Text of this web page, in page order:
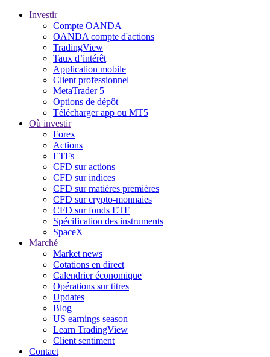
Investir
Compte OANDA
OANDA compte d'actions
TradingView
Taux d’intérêt
Application mobile
Client professionnel
MetaTrader 5
Options de dépôt
Télécharger app ou MT5
Où investir
Forex
Actions
ETFs
CFD sur actions
CFD sur indices
CFD sur matières premières
CFD sur crypto-monnaies
CFD sur fonds ETF
Spécification des instruments
SpaceX
Marché
Market news
Cotations en direct
Calendrier économique
Opérations sur titres
Updates
Blog
US earnings season
Learn TradingView
Client sentiment
Contact